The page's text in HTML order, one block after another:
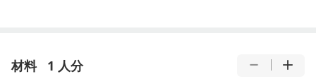
材料 1 人分